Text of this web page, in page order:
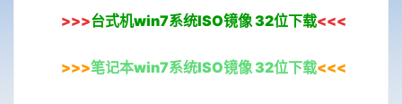
>>>台式机win7系统ISO镜像 32位下载<<<
>>>笔记本win7系统ISO镜像 32位下载<<<